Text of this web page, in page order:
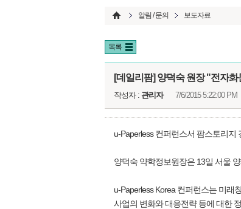
알림 / 문의 보도자료
목록
[데일리팜] 양덕숙 원장 "전자
작성자 : 관리자 7/6/2015 5:22:00 PM
u-Paperless 컨퍼런스서 팜스토리지
양덕숙 약학정보원장은 13일 서울
u-Paperless Korea 컨퍼런스는 미
사업의 변화와 대응전략 등에 대한